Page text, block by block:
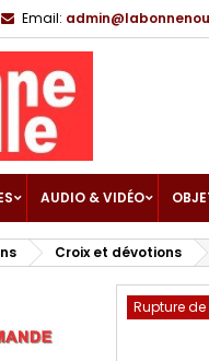
Email:
AUDIO & VIDÉO
Croix et dévotions
Rupture